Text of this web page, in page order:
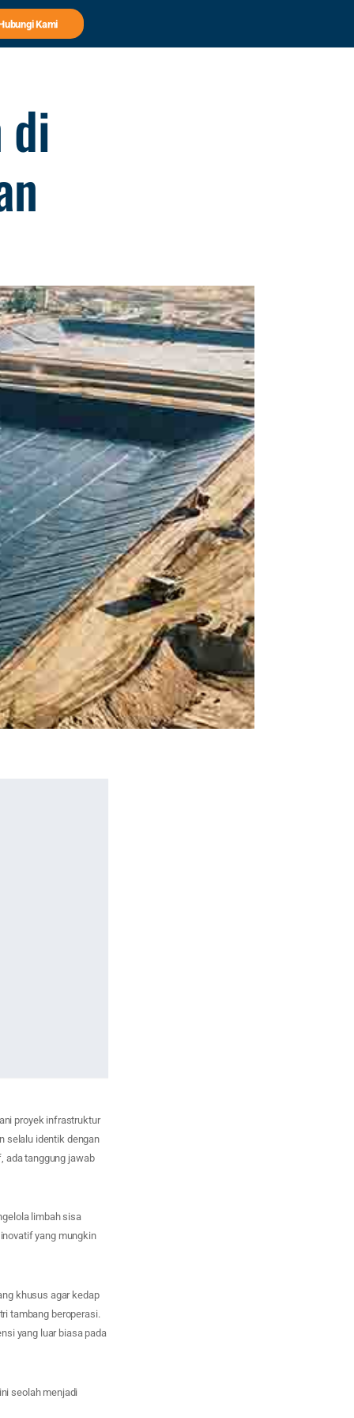
Kami
di
proyek infrastruktur
selalu identik dengan
ada tanggung jawab
limbah sisa
yang mungkin
khusus agar kedap
tambang beroperasi.
yang luar biasa pada
seolah menjadi